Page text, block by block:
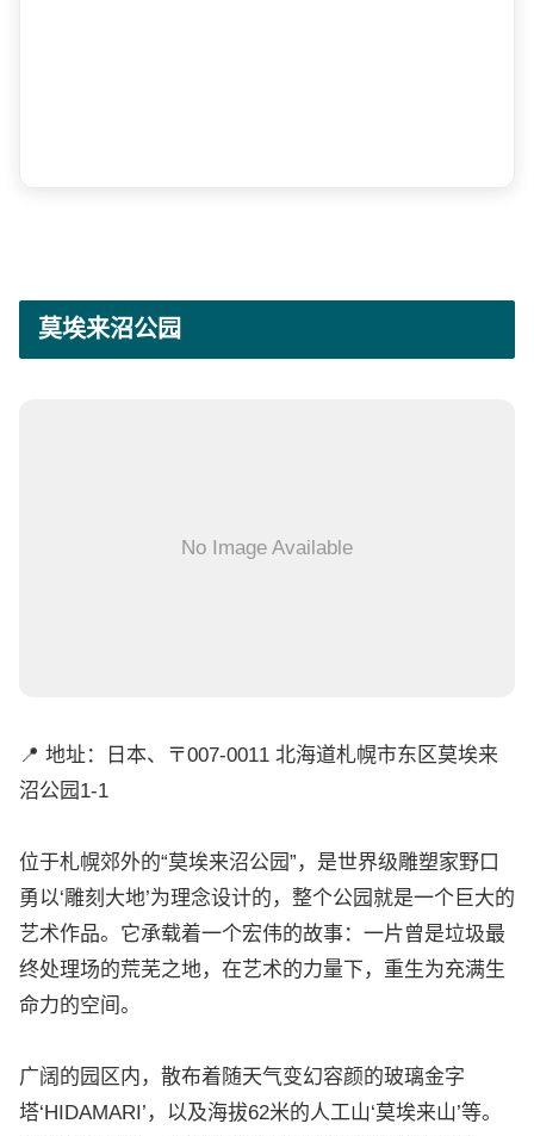
莫埃来沼公园
No Image Available
📍 地址：日本、〒007-0011 北海道札幌市东区莫埃来
沼公园1-1
位于札幌郊外的“莫埃来沼公园”，是世界级雕塑家野口
勇以‘雕刻大地’为理念设计的，整个公园就是一个巨大的
艺术作品。它承载着一个宏伟的故事：一片曾是垃圾最
终处理场的荒芜之地，在艺术的力量下，重生为充满生
命力的空间。
广阔的园区内，散布着随天气变幻容颜的玻璃金字
塔‘HIDAMARI’，以及海拔62米的人工山‘莫埃来山’等。